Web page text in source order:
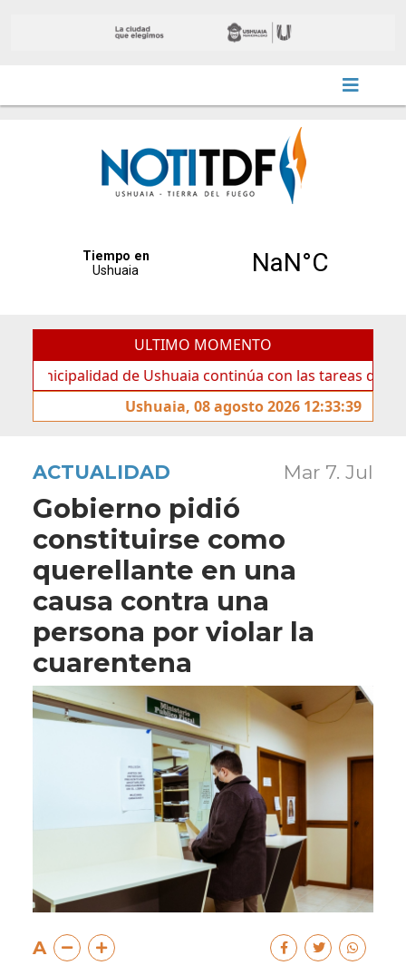
ULTIMO MOMENTO
de Ushuaia continúa con las tareas de
Ushuaia, 08 agosto 2026 12:33:39
ACTUALIDAD Mar 7. Jul
Gobierno pidió
constituirse como
querellante en una
causa contra una
persona por violar la
cuarentena
A